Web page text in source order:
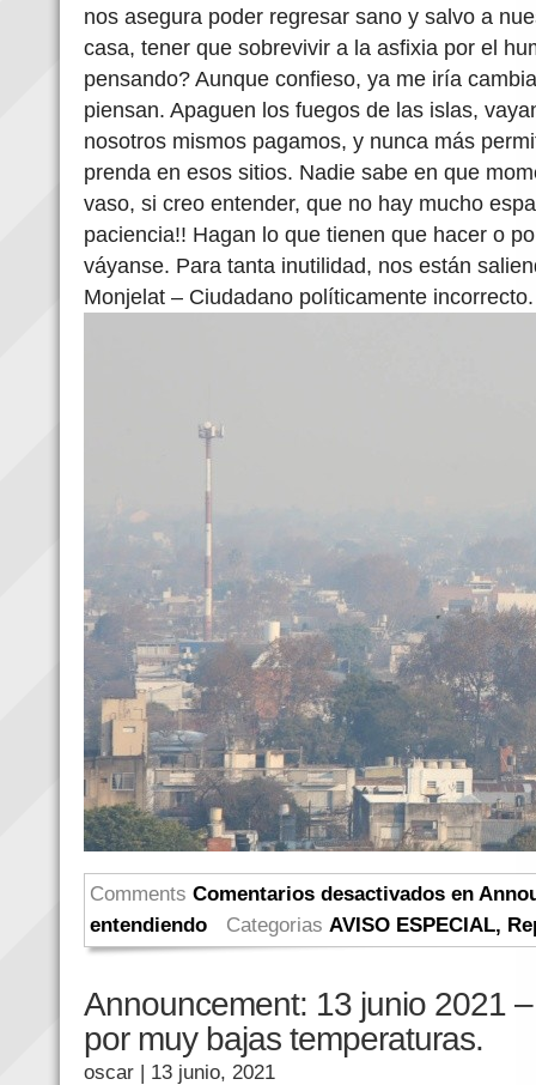
nos asegura poder regresar sano y salvo a
casa, tener que sobrevivir a la asfixia por el
pensando? Aunque confieso, ya me iría
piensan. Apaguen los fuegos de las islas,
nosotros mismos pagamos, y nunca más
prenda en esos sitios. Nadie sabe en que
vaso, si creo entender, que no hay mucho
paciencia!! Hagan lo que tienen que hacer o
váyanse. Para tanta inutilidad, nos están
Monjelat – Ciudadano políticamente incorrecto.
Comments Comentarios desactivados en
entendiendo
Categorias AVISO ESPECIAL,
Announcement: 13 junio 2021
por muy bajas temperaturas.
oscar | 13 junio, 2021